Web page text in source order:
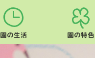
園の生活 園の特色